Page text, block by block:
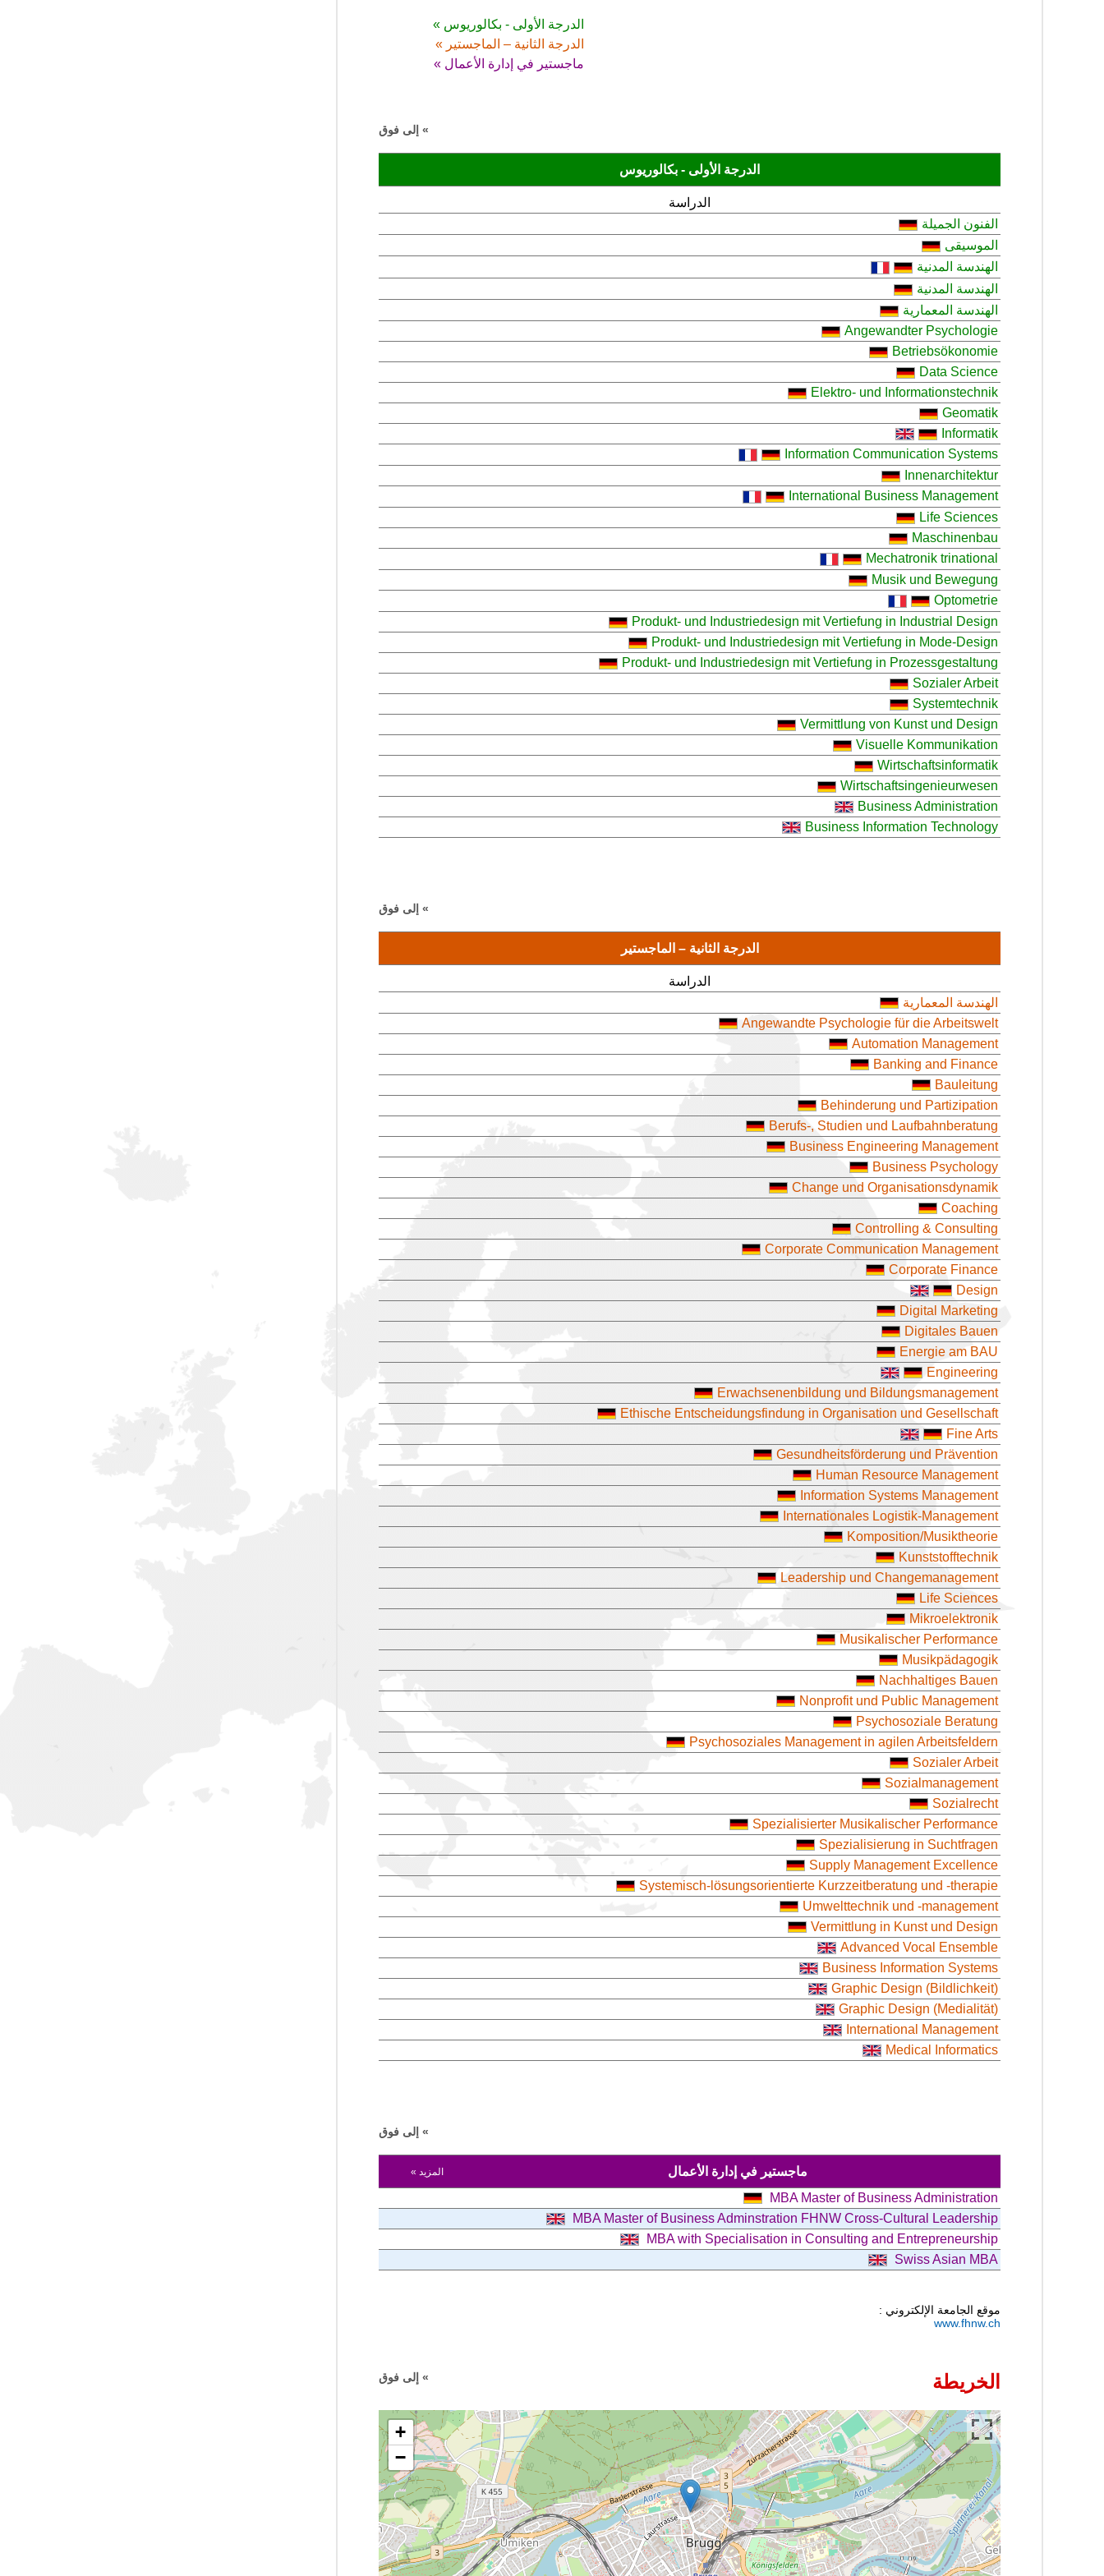
الدرجة الأولى - بكالوريوس »
الدرجة الثانية – الماجستير »
ماجستير في إدارة الأعمال »
» إلى فوق
الدرجة الأولى - بكالوريوس
الدراسة
الفنون الجميلة
الموسيقى
الهندسة المدنية
الهندسة المدنية
الهندسة المعمارية
Angewandter Psychologie
Betriebsökonomie
Data Science
Elektro- und Informationstechnik
Geomatik
Informatik
Information Communication Systems
Innenarchitektur
International Business Management
Life Sciences
Maschinenbau
Mechatronik trinational
Musik und Bewegung
Optometrie
Produkt- und Industriedesign mit Vertiefung in Industrial Design
Produkt- und Industriedesign mit Vertiefung in Mode-Design
Produkt- und Industriedesign mit Vertiefung in Prozessgestaltung
Sozialer Arbeit
Systemtechnik
Vermittlung von Kunst und Design
Visuelle Kommunikation
Wirtschaftsinformatik
Wirtschaftsingenieurwesen
Business Administration
Business Information Technology
» إلى فوق
الدرجة الثانية – الماجستير
الدراسة
الهندسة المعمارية
Angewandte Psychologie für die Arbeitswelt
Automation Management
Banking and Finance
Bauleitung
Behinderung und Partizipation
Berufs-, Studien und Laufbahnberatung
Business Engineering Management
Business Psychology
Change und Organisationsdynamik
Coaching
Controlling & Consulting
Corporate Communication Management
Corporate Finance
Design
Digital Marketing
Digitales Bauen
Energie am BAU
Engineering
Erwachsenenbildung und Bildungsmanagement
Ethische Entscheidungsfindung in Organisation und Gesellschaft
Fine Arts
Gesundheitsförderung und Prävention
Human Resource Management
Information Systems Management
Internationales Logistik-Management
Komposition/Musiktheorie
Kunststofftechnik
Leadership und Changemanagement
Life Sciences
Mikroelektronik
Musikalischer Performance
Musikpädagogik
Nachhaltiges Bauen
Nonprofit und Public Management
Psychosoziale Beratung
Psychosoziales Management in agilen Arbeitsfeldern
Sozialer Arbeit
Sozialmanagement
Sozialrecht
Spezialisierter Musikalischer Performance
Spezialisierung in Suchtfragen
Supply Management Excellence
Systemisch-lösungsorientierte Kurzzeitberatung und -therapie
Umwelttechnik und -management
Vermittlung in Kunst und Design
Advanced Vocal Ensemble
Business Information Systems
Graphic Design (Bildlichkeit)
Graphic Design (Medialität)
International Management
Medical Informatics
» إلى فوق
ماجستير في إدارة الأعمال المزيد »
MBA Master of Business Administration
MBA Master of Business Adminstration FHNW Cross-Cultural Leadership
MBA with Specialisation in Consulting and Entrepreneurship
Swiss Asian MBA
موقع الجامعة الإلكتروني :
www.fhnw.ch
» إلى فوق الخريطة
+
−